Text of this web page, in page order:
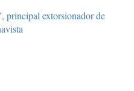
principal extorsionador de